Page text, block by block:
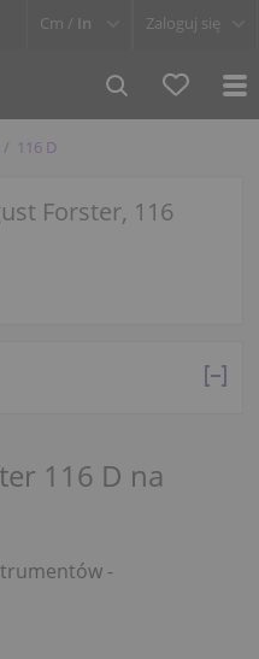
Cm / In Zaloguj się
116 D
Forster, 116
116 D na
-